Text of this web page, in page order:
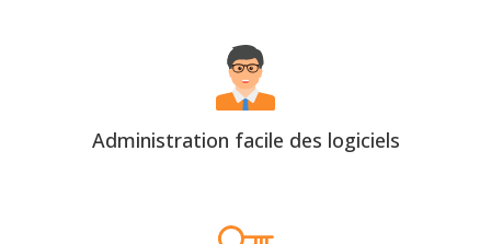
Administration facile des logiciels